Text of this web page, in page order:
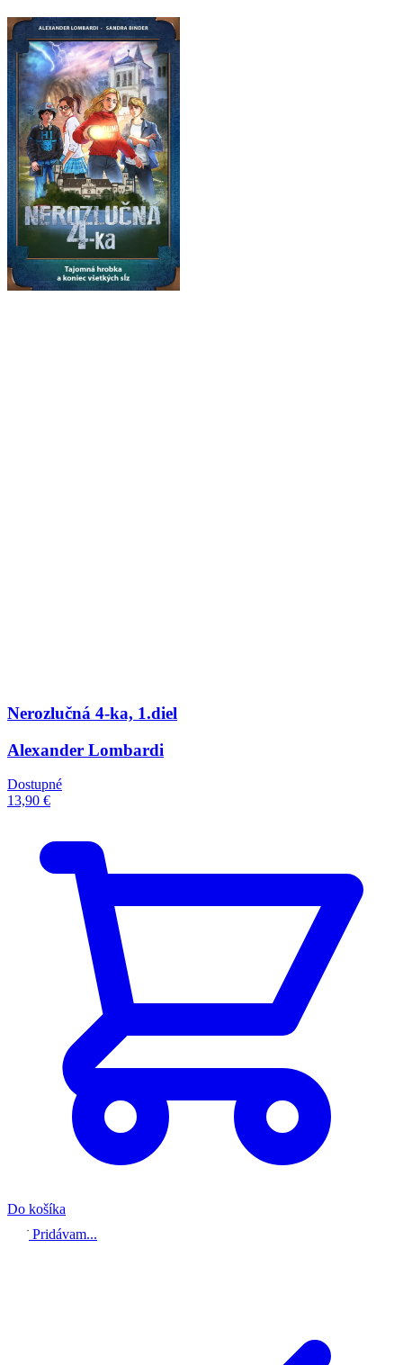
Nerozlučná 4-ka, 1.diel
Alexander Lombardi
Dostupné
13,90 €
Do košíka
Pridávam...